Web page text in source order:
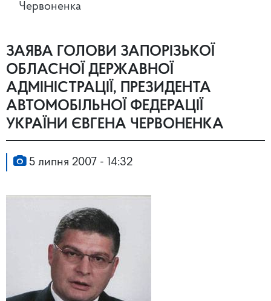
Червоненка
ЗАЯВА ГОЛОВИ ЗАПОРІЗЬКОЇ
ОБЛАСНОЇ ДЕРЖАВНОЇ
АДМІНІСТРАЦІЇ, ПРЕЗИДЕНТА
АВТОМОБІЛЬНОЇ ФЕДЕРАЦІЇ
УКРАЇНИ ЄВГЕНА ЧЕРВОНЕНКА
5 липня 2007 - 14:32